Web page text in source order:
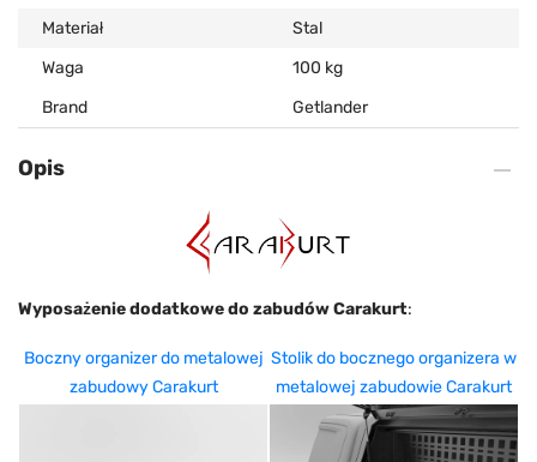
Materiał
Stal
Waga
100 kg
Brand
Getlander
Opis
Wyposażenie dodatkowe do zabudówCarakurt:
Boczny organizer do metalowej
zabudowy Carakurt
Stolik do bocznego organizera w
metalowej zabudowie Carakurt